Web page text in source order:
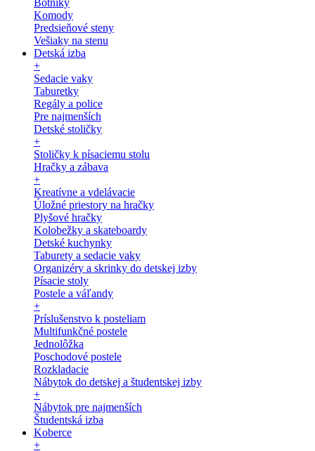
Botníky
Komody
Predsieňové steny
Vešiaky na stenu
Detská izba
+
Sedacie vaky
Taburetky
Regály a police
Pre najmenších
Detské stoličky
+
Stoličky k písaciemu stolu
Hračky a zábava
+
Kreatívne a vdelávacie
Úložné priestory na hračky
Plyšové hračky
Kolobežky a skateboardy
Detské kuchynky
Taburety a sedacie vaky
Organizéry a skrinky do detskej izby
Písacie stoly
Postele a váľandy
+
Príslušenstvo k posteliam
Multifunkčné postele
Jednolôžka
Poschodové postele
Rozkladacie
Nábytok do detskej a študentskej izby
+
Nábytok pre najmenších
Študentská izba
Koberce
+